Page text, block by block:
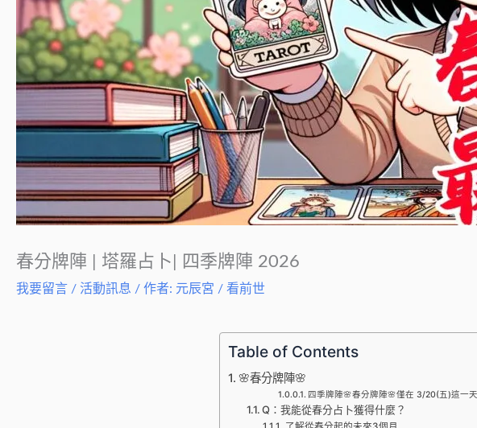
春分牌陣 | 塔羅占卜| 四季牌陣 2026
我要留言 / 活動訊息 / 作者: 元辰宮 / 看前世
Table of Contents
🌸春分牌陣🌸
四季牌陣🌸春分牌陣🌸僅在 3/20(五)這一
Q：我能從春分占卜獲得什麼？